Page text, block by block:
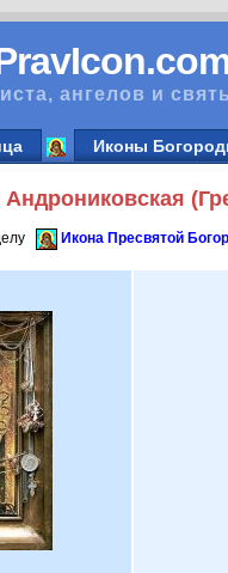
ангелов и
Иконы
Икона Пресвятой